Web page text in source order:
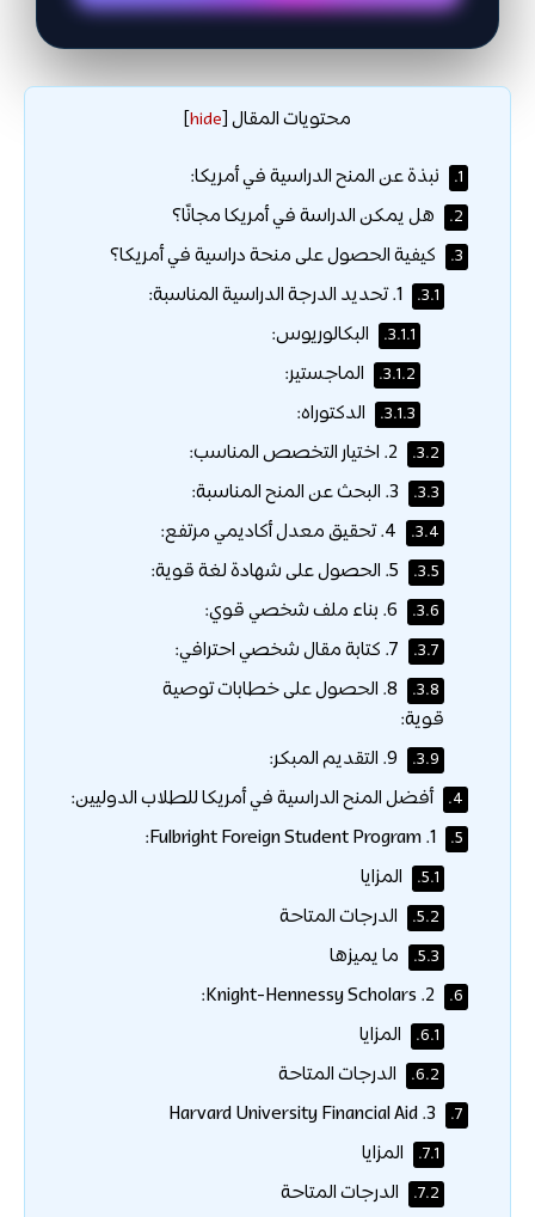
محتويات المقال [
hide
]
1. نبذة عن المنح الدراسية في أمريكا:
2. هل يمكن الدراسة في أمريكا مجانًا؟
3. كيفية الحصول على منحة دراسية في أمريكا؟
3.1.
3.1.1. البكالوريوس:
3.1.2. الماجستير:
3.1.3. الدكتوراه:
3.2.
3.3.
3.4.
3.5.
3.6.
3.7.
3.8.
8. الحصول على خطابات توصية
قوية:
3.9.
4. أفضل المنح الدراسية في أمريكا للطلاب الدوليين:
5.
5.1. المزايا
5.2. الدرجات المتاحة
5.3. ما يميزها
6.
6.1. المزايا
6.2. الدرجات المتاحة
7.
7.1. المزايا
7.2. الدرجات المتاحة